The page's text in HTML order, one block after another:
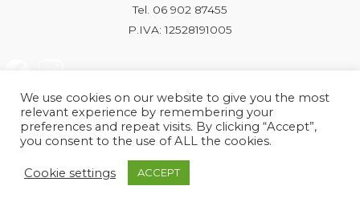
Tel. 06 902 87455
P.IVA: 12528191005
Roma | PI e CF: 12528191005 | markonetsrl@pec.it |
We use cookies on our website to give you the most
relevant experience by remembering your
preferences and repeat visits. By clicking “Accept”,
you consent to the use of ALL the cookies.
Cookie settings ACCEPT